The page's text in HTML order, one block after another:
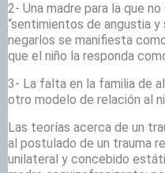
2- Una madre para la que
“sentimientos de angustia y
negarlos se manifiesta
que el niño la responda
3- La falta en la familia de
otro modelo de relación al
Las teorías acerca de un
al postulado de un trauma
unilateral y concebido